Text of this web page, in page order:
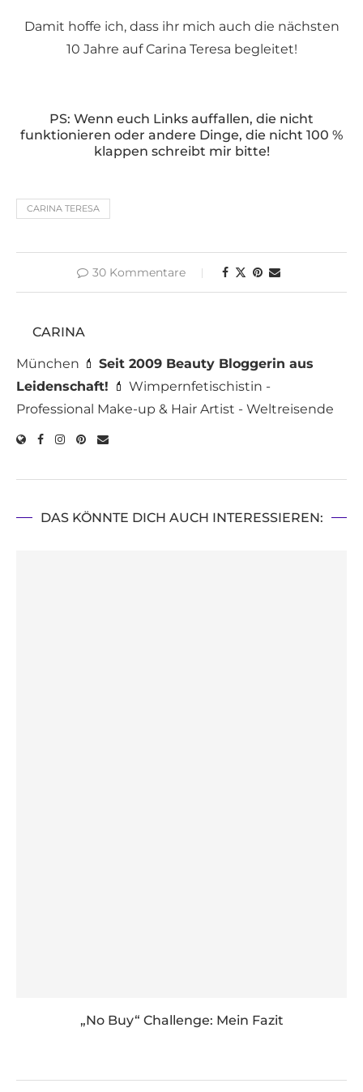
Damit hoffe ich, dass ihr mich auch die nächsten
10 Jahre auf Carina Teresa begleitet!
PS: Wenn euch Links auffallen, die nicht
funktionieren oder andere Dinge, die nicht 100 %
klappen schreibt mir bitte!
CARINA TERESA
30 Kommentare
CARINA
München 💄 Seit 2009 Beauty Bloggerin aus
Leidenschaft! 💄 Wimpernfetischistin -
Professional Make-up & Hair Artist - Weltreisende
DAS KÖNNTE DICH AUCH INTERESSIEREN:
„No Buy“ Challenge: Mein Fazit